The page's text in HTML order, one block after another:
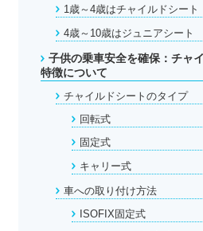
1歳～4歳はチャイルドシート
4歳～10歳はジュニアシート
子供の乗車安全を確保：チャ
特徴について
チャイルドシートのタイプ
回転式
固定式
キャリー式
車への取り付け方法
ISOFIX固定式